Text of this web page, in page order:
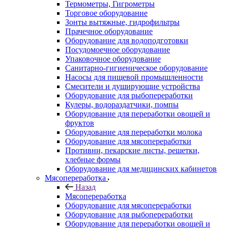
Термометры, Гигрометры
Торговое оборудование
Зонты вытяжные, гидрофильтры
Прачечное оборудование
Оборудование для водоподготовки
Посудомоечное оборудование
Упаковочное оборудование
Санитарно-гигиеническое оборудование
Насосы для пищевой промышленности
Смесители и душирующие устройства
Оборудование для рыбопереработки
Кулеры, водораздатчики, помпы
Оборудование для переработки овощей и
фруктов
Оборудование для переработки молока
Оборудование для мясопереработки
Противни, пекарские листы, решетки,
хлебные формы
Оборудование для медицинских кабинетов
Мясопереработка
Назад
Мясопереработка
Оборудование для мясопереработки
Оборудование для рыбопереработки
Оборудование для переработки овощей и